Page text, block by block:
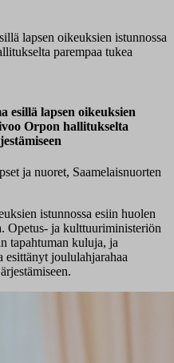
lapsen oikeuksien istunnossa
parempaa tukea
esillä lapsen oikeuksien
Orpon hallitukselta
ja nuoret, Saamelaisnuorten
istunnossa esiin huolen
Opetus- ja kulttuuriministeriön
tapahtuman kuluja, ja
esittänyt joululahjarahaa